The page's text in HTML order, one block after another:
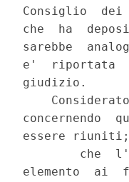
Consiglio
che  ha
sarebbe
e'  riportata
giudizio.
concernendo
essere riuniti;
che
elemento  ai